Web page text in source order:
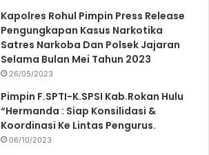
Kapolres Rohul Pimpin Press Release
Pengungkapan Kasus Narkotika
Satres Narkoba Dan Polsek Jajaran
Selama Bulan Mei Tahun 2023
26/05/2023
Pimpin F.SPTI-K.SPSI Kab.Rokan Hulu
“Hermanda : Siap Konsilidasi &
Koordinasi Ke Lintas Pengurus.
06/10/2023